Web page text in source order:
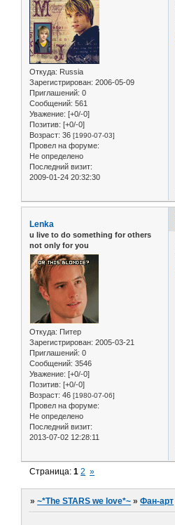
Откуда: Russia
Зарегистрирован: 2006-05-09
Приглашений: 0
Сообщений: 561
Уважение: [+0/-0]
Позитив: [+0/-0]
Возраст: 36 [1990-07-03]
Провел на форуме:
Не определено
Последний визит:
2009-01-24 20:32:30
Lenka
u live to do something for others
not only for you
Откуда: Питер
Зарегистрирован: 2005-03-21
Приглашений: 0
Сообщений: 3546
Уважение: [+0/-0]
Позитив: [+0/-0]
Возраст: 46 [1980-07-06]
Провел на форуме:
Не определено
Последний визит:
2013-07-02 12:28:11
Страница:1 2 »
»~*The STARS we love*~ »Фан-арт